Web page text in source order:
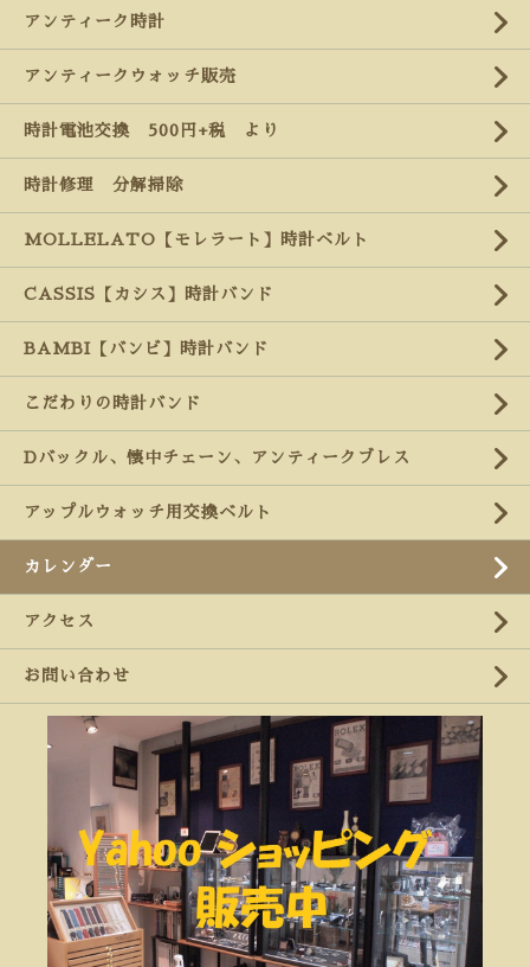
アンティーク時計
アンティークウォッチ販売
時計電池交換 500円+税 より
時計修理 分解掃除
MOLLELATO【モレラート】時計ベルト
CASSIS【カシス】時計バンド
BAMBI【バンビ】時計バンド
こだわりの時計バンド
Dバックル、懐中チェーン、アンティークブレス
アップルウォッチ用交換ベルト
カレンダー
アクセス
お問い合わせ